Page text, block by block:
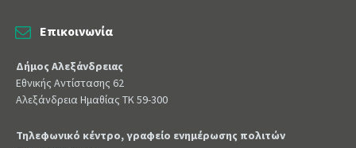
Επικοινωνία
Δήμος Αλεξάνδρειας
Εθνικής Αντίστασης 62
Αλεξάνδρεια Ημαθίας ΤΚ 59-300
Τηλεφωνικό κέντρο, γραφείο ενημέρωσης πολιτών